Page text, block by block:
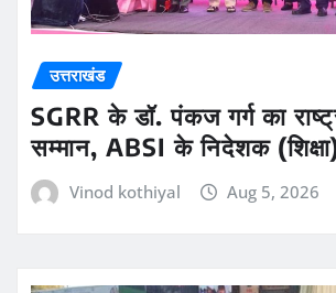
उत्तराखंड
SGRR के डॉ. पंकज गर्ग का
सम्मान, ABSI के निदेशक
Vinod kothiyal Aug 5, 2026